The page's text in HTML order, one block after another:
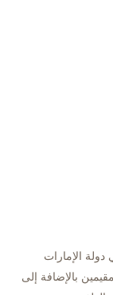
الإمارات
للمرضى المقيمين بالإضافة إلى